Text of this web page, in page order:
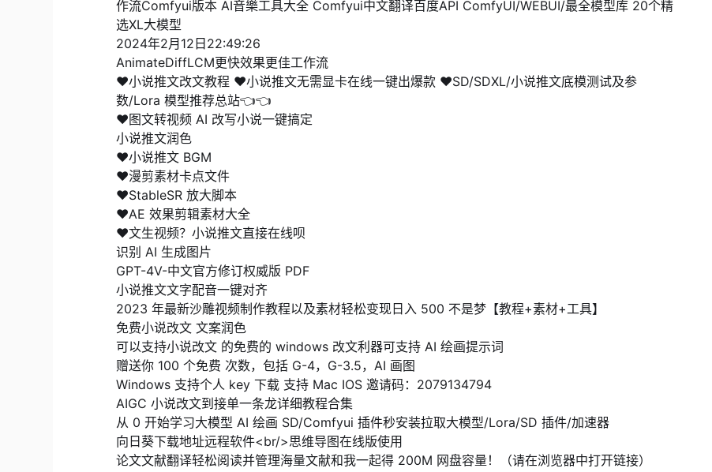
作流Comfyui版本 AI音樂工具大全 Comfyui中文翻译百度API ComfyUI/WEBUI/最全模型库 20个精
选XL大模型
2024年2月12日22:49:26
AnimateDiffLCM更快效果更佳工作流
❤小说推文改文教程 ❤小说推文无需显卡在线一键出爆款 ❤SD/SDXL/小说推文底模测试及参
数/Lora 模型推荐总站👈👈
❤图文转视频 AI 改写小说一键搞定
小说推文润色
❤小说推文 BGM
❤漫剪素材卡点文件
❤StableSR 放大脚本
❤AE 效果剪辑素材大全
❤文生视频？小说推文直接在线呗
识别 AI 生成图片
GPT-4V-中文官方修订权威版 PDF
小说推文文字配音一键对齐
2023 年最新沙雕视频制作教程以及素材轻松变现日入 500 不是梦【教程+素材+工具】
免费小说改文 文案润色
可以支持小说改文 的免费的 windows 改文利器可支持 AI 绘画提示词
赠送你 100 个免费 次数，包括 G-4，G-3.5，AI 画图
Windows 支持个人 key 下载 支持 Mac IOS邀请码：2079134794
AIGC 小说改文到接单一条龙详细教程合集
从 0 开始学习大模型 AI 绘画 SD/Comfyui 插件秒安装拉取大模型/Lora/SD 插件/加速器
向日葵下载地址远程软件<br/>思维导图在线版使用
论文文献翻译轻松阅读并管理海量文献和我一起得 200M 网盘容量！（请在浏览器中打开链接）